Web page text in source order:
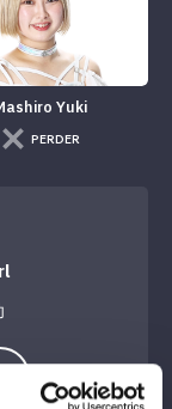
Yuki
PERDER